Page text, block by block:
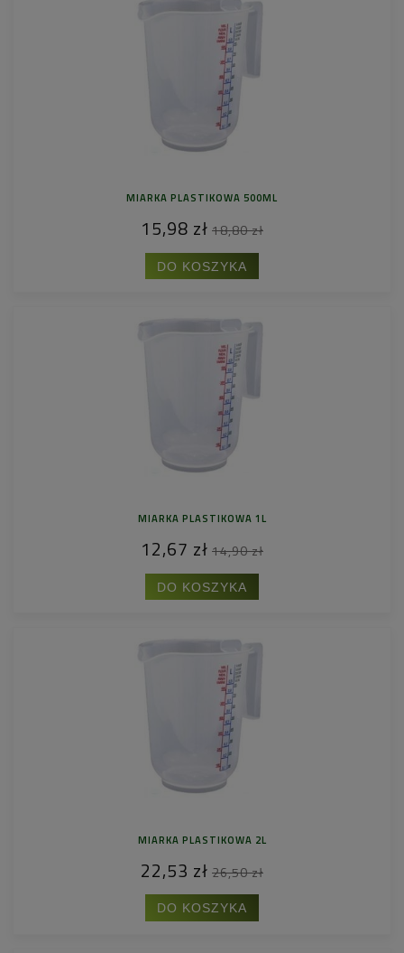
MIARKA PLASTIKOWA 500ML
15,98 zł 18,80 zł
DO KOSZYKA
MIARKA PLASTIKOWA 1L
12,67 zł 14,90 zł
DO KOSZYKA
MIARKA PLASTIKOWA 2L
22,53 zł 26,50 zł
DO KOSZYKA